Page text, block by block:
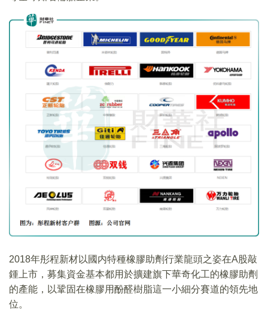
2018年彤程新材以國内特種橡膠助劑行業龍頭之姿在A股敲
鍾上市，募集資金基本都用於擴建旗下華奇化工的橡膠助劑
的產能，以鞏固在橡膠用酚醛樹脂這一小細分賽道的領先地
位。